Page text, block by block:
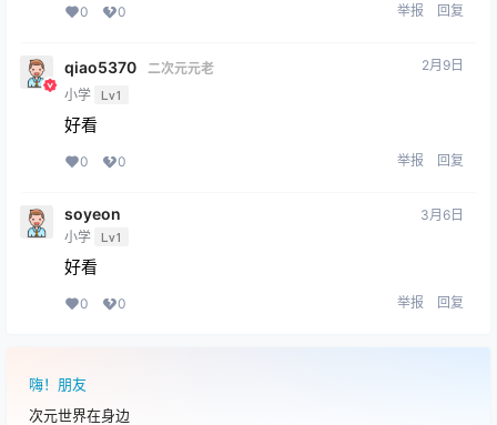
0 0 举报 回复
qiao5370
二次元元老
小学 Lv1
2月9日
好看
0 0 举报 回复
soyeon
小学 Lv1
3月6日
好看
0 0 举报 回复
嗨！朋友
次元世界在身边